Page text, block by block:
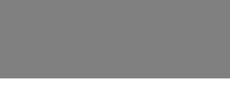
– ËNGJËLL HASIMAJ – “KUJTIMET E